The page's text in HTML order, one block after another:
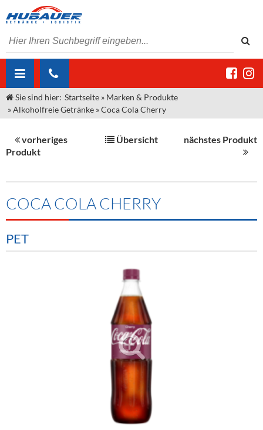
ÜBER UNS
Unser Liefergebiet
Kontakt
Angebote Gastronomie & Großhandel
Neuigkeiten
MARKEN & PRODUKTE
Sirup
Spirituosen
Hygieneartikel & Desinfektion
Kommisionskauf & Lieferbedingungen
Fremddienstleistungen
Sie sind hier: Startseite » Marken & Produkte
»Alkoholfreie Getränke »Coca Cola Cherry
vorheriges
Produkt
Übersicht nächstes Produkt
COCA COLA CHERRY
PET